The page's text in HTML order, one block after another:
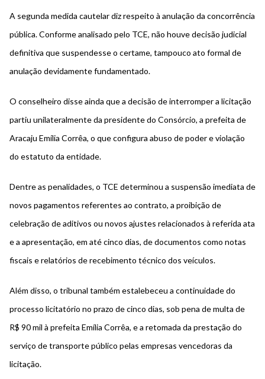
A segunda medida cautelar diz respeito à anulação da concorrência
pública. Conforme analisado pelo TCE, não houve decisão judicial
definitiva que suspendesse o certame, tampouco ato formal de
anulação devidamente fundamentado.
O conselheiro disse ainda que a decisão de interromper a licitação
partiu unilateralmente da presidente do Consórcio, a prefeita de
Aracaju Emília Corrêa, o que configura abuso de poder e violação
do estatuto da entidade.
Dentre as penalidades, o TCE determinou a suspensão imediata de
novos pagamentos referentes ao contrato, a proibição de
celebração de aditivos ou novos ajustes relacionados à referida ata
e a apresentação, em até cinco dias, de documentos como notas
fiscais e relatórios de recebimento técnico dos veículos.
Além disso, o tribunal também estalebeceu a continuidade do
processo licitatório no prazo de cinco dias, sob pena de multa de
R$ 90 mil à prefeita Emília Corrêa, e a retomada da prestação do
serviço de transporte público pelas empresas vencedoras da
licitação.